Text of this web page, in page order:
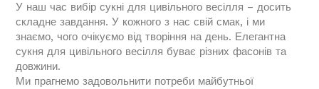
У наш час вибір сукні для цивільного весілля – досить
складне завдання. У кожного з нас свій смак, і ми
знаємо, чого очікуємо від творіння на день. Елегантна
сукня для цивільного весілля буває різних фасонів та
довжини.
Ми прагнемо задовольнити потреби майбутньої